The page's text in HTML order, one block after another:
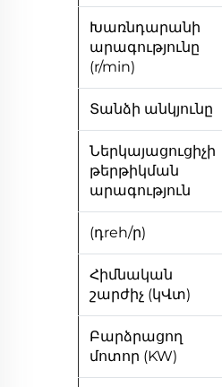
Խառնդարանի
արագությունը
(r/min)
Տանձի անկյունը
Ներկայացուցիչի
թերթիկման
արագություն
(դreh/ր)
Հիմնական
շարժիչ (կՎտ)
Բարձրացող
մոտոր (KW)